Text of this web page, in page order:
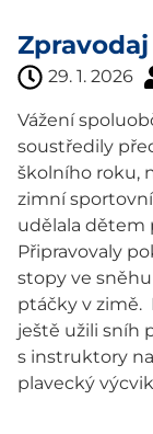
Zpravodaj
29. 1. 2026
Vážení
soustředily
školního roku,
zimní
udělala dětem
Připravovaly
stopy ve
ptáčky v zimě.
ještě užili sníh
s instruktory
plavecký